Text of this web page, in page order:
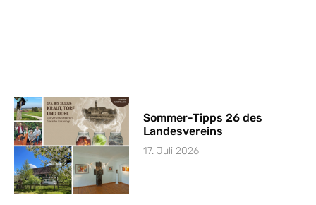
Sommer-Tipps 26 des
Landesvereins
17. Juli 2026